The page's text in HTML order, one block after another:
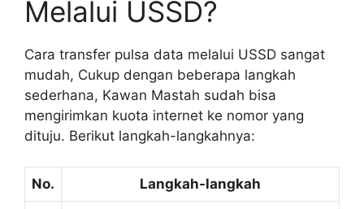
Melalui USSD?
Cara transfer pulsa data melalui USSD sangat
mudah, Cukup dengan beberapa langkah
sederhana, Kawan Mastah sudah bisa
mengirimkan kuota internet ke nomor yang
dituju. Berikut langkah-langkahnya:
No. Langkah-langkah